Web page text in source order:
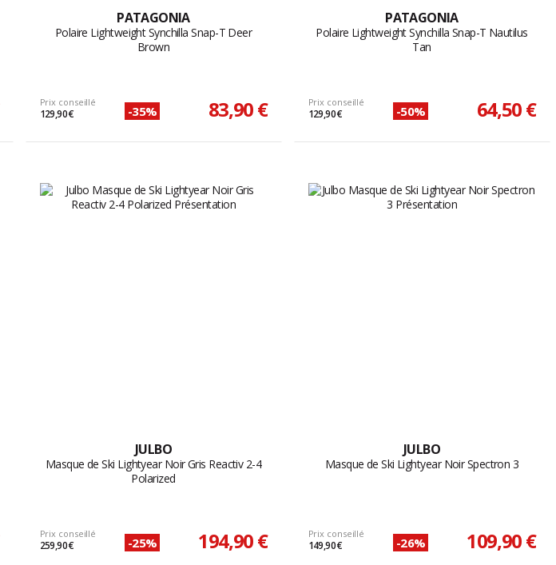
PATAGONIA
Polaire Lightweight Synchilla Snap-T Deer
Brown
Prix conseillé
129,90 € -35% 83,90 €
PATAGONIA
Polaire Lightweight Synchilla Snap-T Nautilus
Tan
Prix conseillé
129,90 € -50% 64,50 €
JULBO
Masque de Ski Lightyear Noir Gris Reactiv 2-4
Polarized
Prix conseillé
259,90 € -25% 194,90 €
JULBO
Masque de Ski Lightyear Noir Spectron 3
Prix conseillé
149,90 € -26% 109,90 €